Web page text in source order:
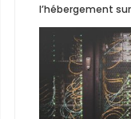
l’hébergement